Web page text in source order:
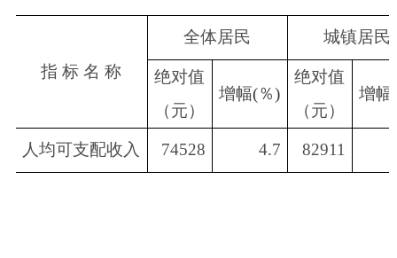
指 标 名 称
全体居民 城镇居民
绝对值
（元）
增幅(％)
绝对值
（元）
增幅
人均可支配收入 74528 4.7 82911